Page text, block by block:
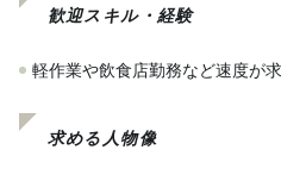
歓迎スキル・経験
軽作業や飲食店勤務など速度が
求める人物像